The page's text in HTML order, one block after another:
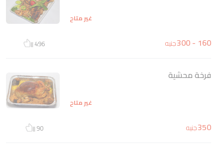
غير متاح
160 - 300 جنيه 496
فرخة محشية
غير متاح
350جنيه 90